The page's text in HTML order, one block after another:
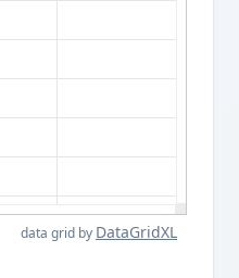
data grid by DataGridXL